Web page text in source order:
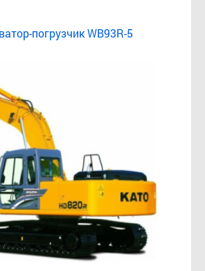
погрузчик WB93R-5
ч